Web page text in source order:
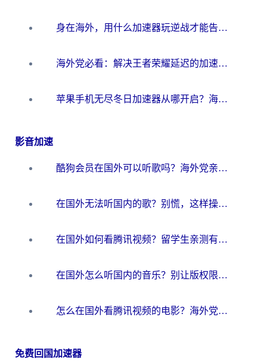
身在海外，用什么加速器玩逆战才能告别延迟？
海外党必看：解决王者荣耀延迟的加速器终极指南——从EVE到猫和老鼠，一个工具全搞定
苹果手机无尽冬日加速器从哪开启？海外玩家的冬日生存指南
影音加速
酷狗会员在国外可以听歌吗？海外党亲测有效：3步解决音乐权限难题
在国外无法听国内的歌？别慌，这样操作就能畅听QQ音乐（附亲测加速器推荐）
在国外如何看腾讯视频？留学生亲测有效的回国加速方案
在国外怎么听国内的音乐？别让版权限制断了你的华语歌单
怎么在国外看腾讯视频的电影？海外党亲测有效的回国加速指南
免费回国加速器